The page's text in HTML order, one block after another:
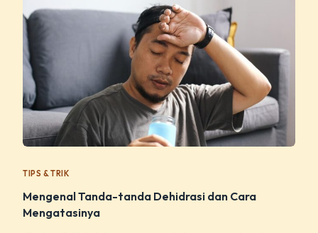
TIPS & TRIK
Mengenal Tanda-tanda Dehidrasi dan Cara
Mengatasinya